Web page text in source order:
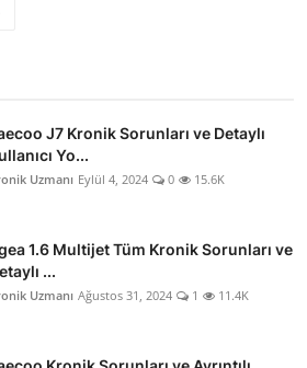
J7 Kronik Sorunları ve Detaylı
Yo...
Uzmanı Eylül 4, 2024 0 15.6K
1.6 Multijet Tüm Kronik Sorunları ve
...
Uzmanı Ağustos 31, 2024 1 11.4K